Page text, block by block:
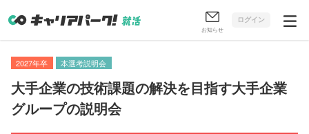
お知らせ
ログイン
2027年卒 本選考説明会
大手企業の技術課題の解決を目指す大手企業
グループの説明会